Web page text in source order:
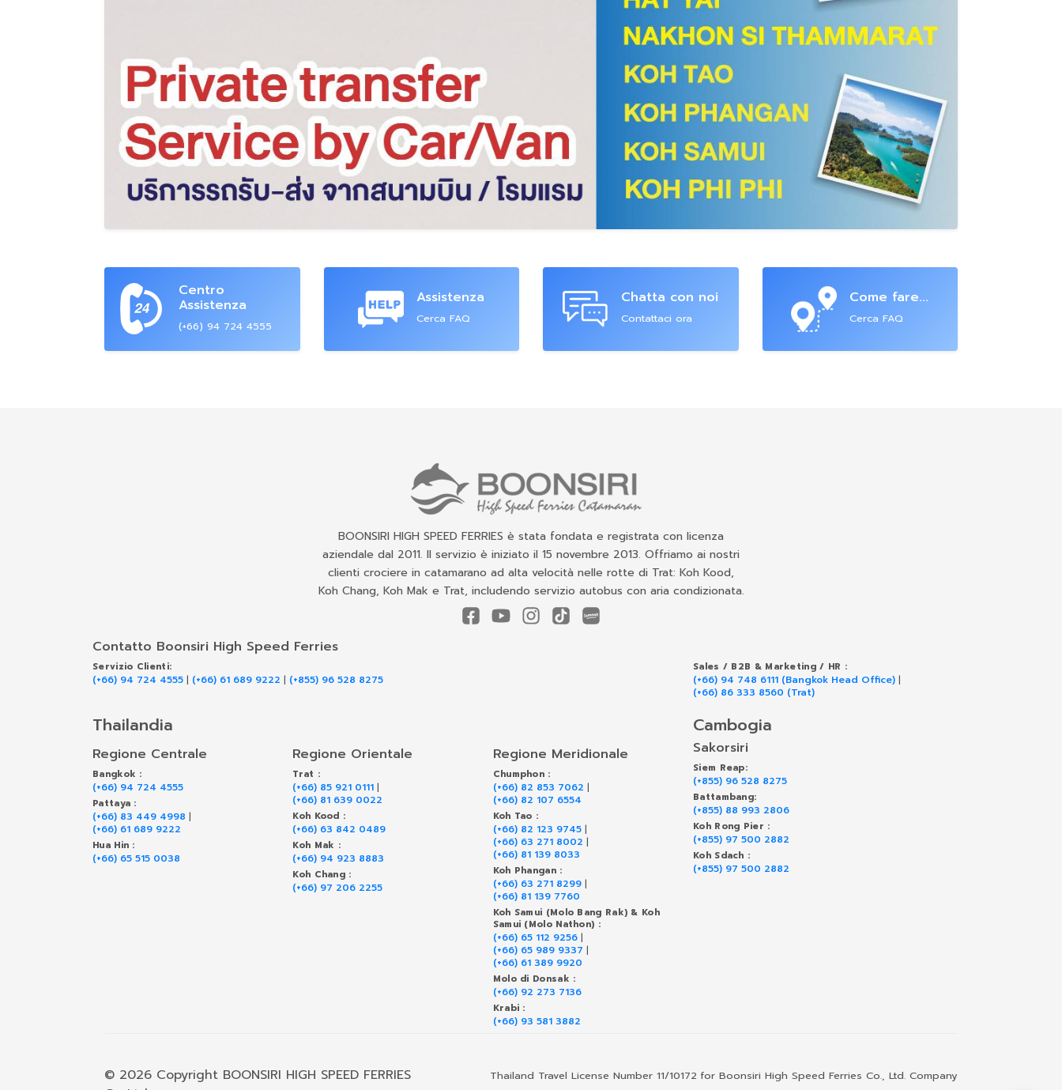
Centro
Assistenza
(+66) 94 724 4555
Assistenza
Cerca FAQ
Chatta con noi
Contattaci ora
Come fare...
Cerca FAQ
BOONSIRI HIGH SPEED FERRIES è stata fondata e registrata con licenza
aziendale dal 2011. Il servizio è iniziato il 15 novembre 2013. Offriamo ai nostri
clienti crociere in catamarano ad alta velocità nelle rotte di Trat: Koh Kood,
Koh Chang, Koh Mak e Trat, includendo servizio autobus con aria condizionata.
Contatto Boonsiri High Speed Ferries
Servizio Clienti:
(+66) 94 724 4555 | (+66) 61 689 9222 | (+855) 96 528 8275
Sales / B2B & Marketing / HR :
(+66) 94 748 6111 (Bangkok Head Office) |
(+66) 86 333 8560 (Trat)
Thailandia
Regione Centrale
Bangkok :
(+66) 94 724 4555
Pattaya :
(+66) 83 449 4998 |
(+66) 61 689 9222
Hua Hin :
(+66) 65 515 0038
Regione Orientale
Trat :
(+66) 85 921 0111 |
(+66) 81 639 0022
Koh Kood :
(+66) 63 842 0489
Koh Mak :
(+66) 94 923 8883
Koh Chang :
(+66) 97 206 2255
Regione Meridionale
Chumphon :
(+66) 82 853 7062 |
(+66) 82 107 6554
Koh Tao :
(+66) 82 123 9745|
(+66) 63 271 8002 |
(+66) 81 139 8033
Koh Phangan :
(+66) 63 271 8299|
(+66) 81 139 7760
Koh Samui (Molo Bang Rak) & Koh
Samui (Molo Nathon) :
(+66) 65 112 9256|
(+66) 65 989 9337 |
(+66) 61 389 9920
Molo di Donsak :
(+66) 92 273 7136
Krabi :
(+66) 93 581 3882
Cambogia
Sakorsiri
Siem Reap:
(+855) 96 528 8275
Battambang:
(+855) 88 993 2806
Koh Rong Pier :
(+855) 97 500 2882
Koh Sdach :
(+855) 97 500 2882
© 2026 Copyright BOONSIRI HIGH SPEED FERRIES
Thailand Travel License Number 11/10172 for Boonsiri High Speed Ferries Co., Ltd. Company